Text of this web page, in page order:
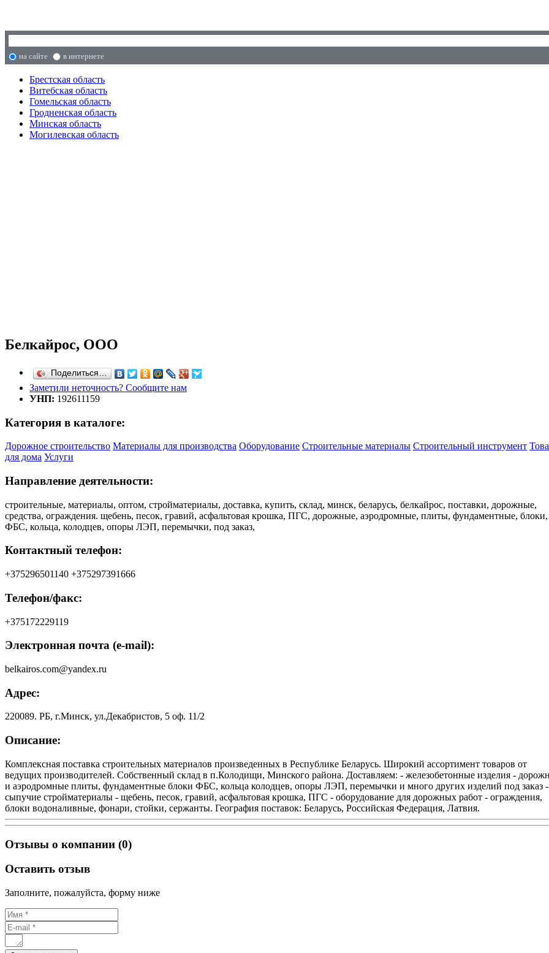
на сайте в интернете
Брестская область
Витебская область
Гомельская область
Гродненская область
Минская область
Могилевская область
Белкайрос, ООО
Поделиться…
Заметили неточность? Сообщите нам
УНП: 192611159
Категория в каталоге:
Дорожное строительство Материалы для производства Оборудование Строительные материалы Строительный инструмент
для дома Услуги
Направление деятельности:
строительные, материалы, оптом, стройматериалы, доставка, купить, склад, минск, беларусь, белкайрос, поставки, дорожные,
средства, ограждения. щебень, песок, гравий, асфальтовая крошка, ПГС, дорожные, аэродромные, плиты, фундаментные, блоки,
ФБС, кольца, колодцев, опоры ЛЭП, перемычки, под заказ,
Контактный телефон:
+375296501140 +375297391666
Телефон/факс:
+375172229119
Электронная почта (e-mail):
belkairos.com@yandex.ru
Адрес:
220089. РБ, г.Минск, ул.Декабристов, 5 оф. 11/2
Описание:
Комплексная поставка строительных материалов произведенных в Республике Беларусь. Широкий ассортимент товаров от
ведущих производителей. Собственный склад в п.Колодищи, Минского района. Доставляем: - железобетонные изделия -
и аэродромные плиты, фундаментные блоки ФБС, кольца колодцев, опоры ЛЭП, перемычки и много других изделий под заказ -
сыпучие стройматериалы - щебень, песок, гравий, асфальтовая крошка, ПГС - оборудование для дорожных работ - ограждения,
блоки водоналивные, фонари, стойки, сержанты. География поставок: Беларусь, Российская Федерация, Латвия.
Отзывы о компании (0)
Оставить отзыв
Заполните, пожалуйста, форму ниже